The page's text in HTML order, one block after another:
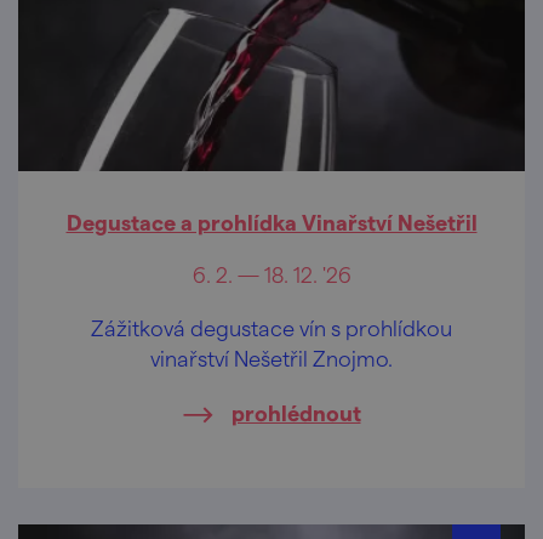
Degustace a prohlídka Vinařství Nešetřil
6. 2. — 18. 12. '26
Zážitková degustace vín s prohlídkou
vinařství Nešetřil Znojmo.
prohlédnout